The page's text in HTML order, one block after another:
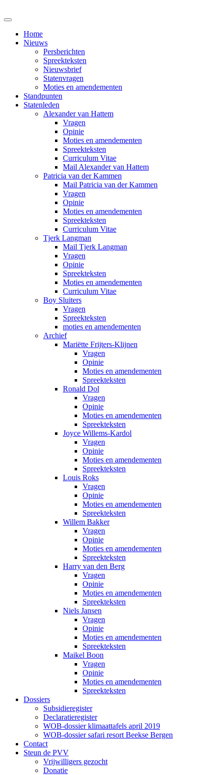
Home
Nieuws
Persberichten
Spreekteksten
Nieuwsbrief
Statenvragen
Moties en amendementen
Standpunten
Statenleden
Alexander van Hattem
Vragen
Opinie
Moties en amendementen
Spreekteksten
Curriculum Vitae
Mail Alexander van Hattem
Patricia van der Kammen
Mail Patricia van der Kammen
Vragen
Opinie
Moties en amendementen
Spreekteksten
Curriculum Vitae
Tjerk Langman
Mail Tjerk Langman
Vragen
Opinie
Spreekteksten
Moties en amendementen
Curriculum Vitae
Boy Sluiters
Vragen
Spreekteksten
moties en amendementen
Archief
Mariëtte Frijters-Klijnen
Vragen
Opinie
Moties en amendementen
Spreekteksten
Ronald Dol
Vragen
Opinie
Moties en amendementen
Spreekteksten
Joyce Willems-Kardol
Vragen
Opinie
Moties en amendementen
Spreekteksten
Louis Roks
Vragen
Opinie
Moties en amendementen
Spreekteksten
Willem Bakker
Vragen
Opinie
Moties en amendementen
Spreekteksten
Harry van den Berg
Vragen
Opinie
Moties en amendementen
Spreekteksten
Niels Jansen
Vragen
Opinie
Moties en amendementen
Spreekteksten
Maikel Boon
Vragen
Opinie
Moties en amendementen
Spreekteksten
Dossiers
Subsidieregister
Declaratieregister
WOB-dossier klimaattafels april 2019
WOB-dossier safari resort Beekse Bergen
Contact
Steun de PVV
Vrijwilligers gezocht
Donatie